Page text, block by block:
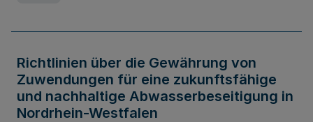
Richtlinien über die Gewährung von
Zuwendungen für eine zukunftsfähige
und nachhaltige Abwasserbeseitigung in
Nordrhein-Westfalen